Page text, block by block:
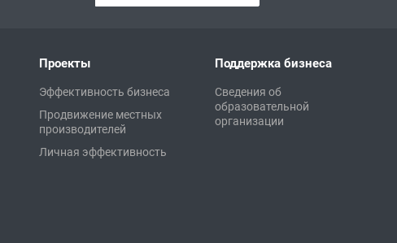
Проекты
Эффективность бизнеса
Продвижение местных
производителей
Личная эффективность
Поддержка бизнеса
Сведения об
образовательной
организации